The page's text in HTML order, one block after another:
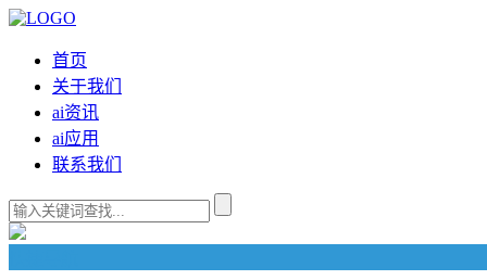
首页
关于我们
ai资讯
ai应用
联系我们